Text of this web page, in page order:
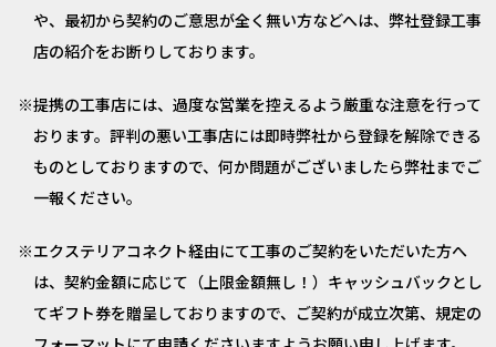
や、最初から契約のご意思が全く無い方などへは、弊社登録工事
店の紹介をお断りしております。
提携の工事店には、過度な営業を控えるよう厳重な注意を行って
おります。評判の悪い工事店には即時弊社から登録を解除できる
ものとしておりますので、何か問題がございましたら弊社までご
一報ください。
エクステリアコネクト経由にて工事のご契約をいただいた方へ
は、契約金額に応じて（上限金額無し！）キャッシュバックとし
てギフト券を贈呈しておりますので、ご契約が成立次第、規定の